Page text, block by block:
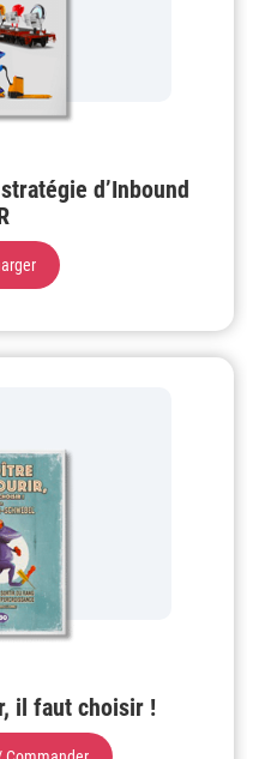
d’Inbound
il faut choisir !